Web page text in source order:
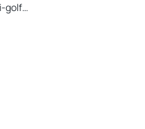
golf…